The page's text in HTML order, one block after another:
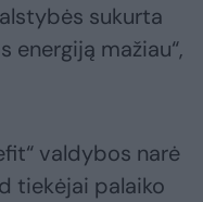
sukurta
energiją mažiau“,
valdybos narė
tiekėjai palaiko